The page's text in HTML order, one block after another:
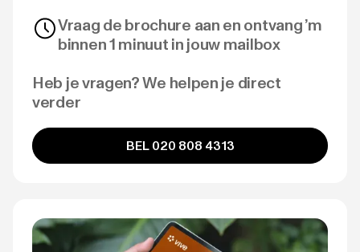
Vraag de brochure aan en ontvang ’m
binnen 1 minuut in jouw mailbox
Heb je vragen? We helpen je direct
verder
BEL 020 808 4313